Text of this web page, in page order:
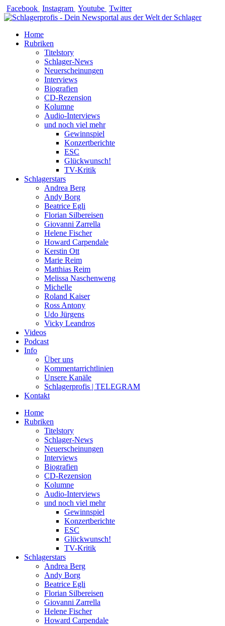
Zum
Inhalt
Facebook Instagram Youtube Twitter
Home
Rubriken
Titelstory
Schlager-News
Neuerscheinungen
Interviews
Biografien
CD-Rezension
Kolumne
Audio-Interviews
und noch viel mehr
Gewinnspiel
Konzertberichte
ESC
Glückwunsch!
TV-Kritik
Schlagerstars
Andrea Berg
Andy Borg
Beatrice Egli
Florian Silbereisen
Giovanni Zarrella
Helene Fischer
Howard Carpendale
Kerstin Ott
Marie Reim
Matthias Reim
Melissa Naschenweng
Michelle
Roland Kaiser
Ross Antony
Udo Jürgens
Vicky Leandros
Videos
Podcast
Info
Über uns
Kommentarrichtlinien
Unsere Kanäle
Schlagerprofis | TELEGRAM
Kontakt
Home
Rubriken
Titelstory
Schlager-News
Neuerscheinungen
Interviews
Biografien
CD-Rezension
Kolumne
Audio-Interviews
und noch viel mehr
Gewinnspiel
Konzertberichte
ESC
Glückwunsch!
TV-Kritik
Schlagerstars
Andrea Berg
Andy Borg
Beatrice Egli
Florian Silbereisen
Giovanni Zarrella
Helene Fischer
Howard Carpendale